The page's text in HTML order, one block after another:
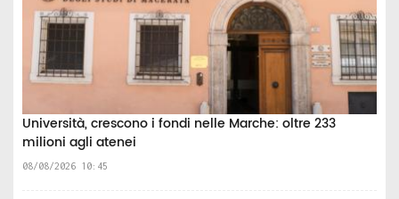
Università, crescono i fondi nelle Marche: oltre 233
milioni agli atenei
08/08/2026 10:45